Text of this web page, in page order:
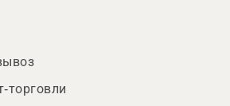
торговли